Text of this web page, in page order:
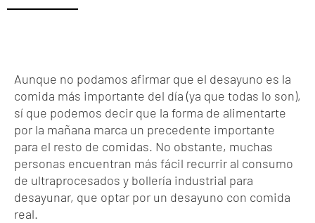
Aunque no podamos afirmar que el desayuno es la
comida más importante del día (ya que todas lo son),
sí que podemos decir que la forma de alimentarte
por la mañana marca un precedente importante
para el resto de comidas. No obstante, muchas
personas encuentran más fácil recurrir al consumo
de ultraprocesados y bollería industrial para
desayunar, que optar por un desayuno con comida
real.